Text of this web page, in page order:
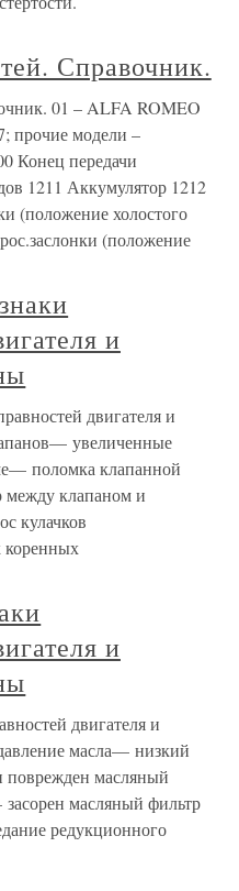
Справочник.
01 – ALFA ROMEO
прочие модели –
Конец передачи
1211 Аккумулятор 1212
(положение холостого
(положение
и
двигателя и
увеличенные
поломка клапанной
клапаном и
кулачков
коренных
и
двигателя и
масла— низкий
масляный
масляный фильтр
редукционного